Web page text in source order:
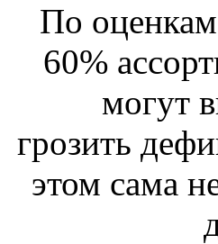
По оценкам
60%
могут
грозить
этом сама